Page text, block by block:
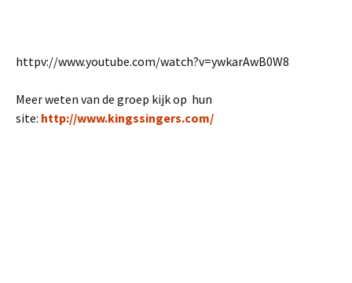
httpv://www.youtube.com/watch?v=ywkarAwB0W8
Meer weten van de groep kijk op hun
site: http://www.kingssingers.com/